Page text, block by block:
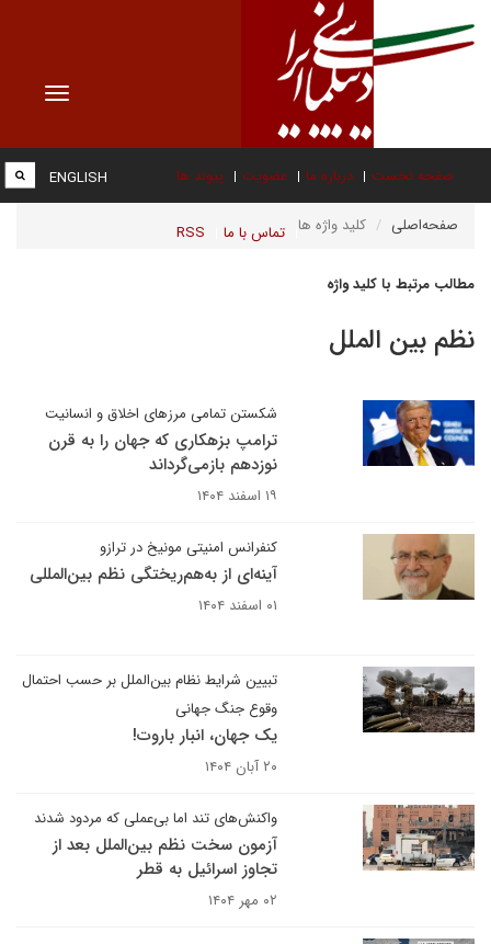
Toggle
صفحه نخست درباره ما عضویت پیوند ها
تماس با ما RSS
ENGLISH
صفحه‌اصلی کلید واژه ها
مطالب مرتبط با کلید واژه
نظم بین الملل
شکستن تمامی مرزهای اخلاق و انسانیت
ترامپ بزهکاری که جهان را به قرن
نوزدهم بازمی‌گرداند
۱۹ اسفند ۱۴۰۴
کنفرانس امنیتی مونیخ در ترازو
آینه‌ای از به‌هم‌ریختگی نظم بین‌المللی
۰۱ اسفند ۱۴۰۴
تبیین شرایط نظام بین‌الملل بر حسب احتمال
وقوع جنگ جهانی
یک جهان، انبار باروت!
۲۰ آبان ۱۴۰۴
واکنش‌های تند اما بی‌عملی که مردود شدند
آزمون سخت نظم بین‌الملل بعد از
تجاوز اسرائیل به قطر
۰۲ مهر ۱۴۰۴